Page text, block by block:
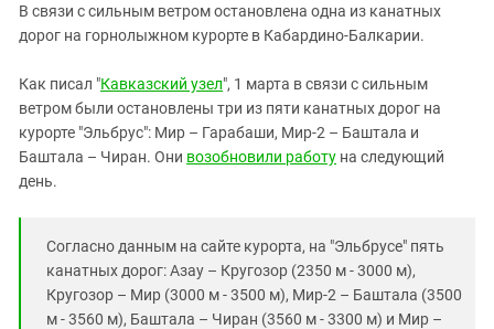
СКФО
Чечня
Южная Осетия
В связи с сильным ветром остановлена одна из канатных
дорог на горнолыжном курорте в Кабардино-Балкарии.
Как писал "Кавказский узел", 1 марта в связи с сильным
ветром были остановлены три из пяти канатных дорог на
курорте "Эльбрус": Мир – Гарабаши, Мир-2 – Баштала и
Баштала – Чиран. Они возобновили работу на следующий
день.
Согласно данным на сайте курорта, на "Эльбрусе" пять
канатных дорог: Азау – Кругозор (2350 м - 3000 м),
Кругозор – Мир (3000 м - 3500 м), Мир-2 – Баштала (3500
м - 3560 м), Баштала – Чиран (3560 м - 3300 м) и Мир –